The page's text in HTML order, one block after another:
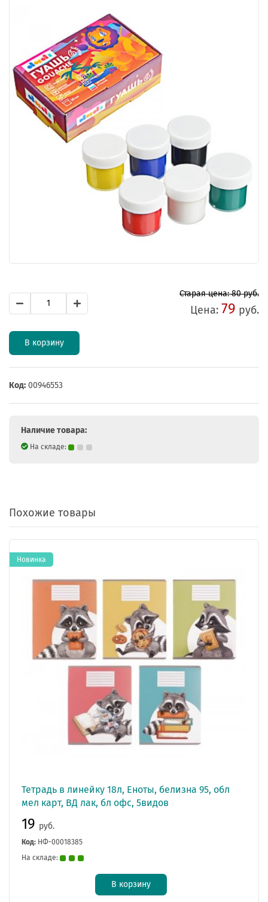
Старая цена: 80 руб.
Цена: 79 руб.
В корзину
Код: 00946553
Наличие товара:
На складе:
Похожие товары
Тетрадь в линейку 18л, Еноты, белизна 95, обл
мел карт, ВД лак, бл офс, 5видов
19 руб.
Код: НФ-00018385
На складе:
В корзину
Новинка